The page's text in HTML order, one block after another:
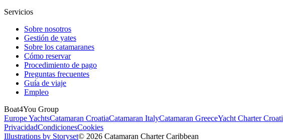
Servicios
Sobre nosotros
Gestión de yates
Sobre los catamaranes
Cómo reservar
Procedimiento de pago
Preguntas frecuentes
Guía de viaje
Empleo
Boat4You Group
Europe YachtsCatamaran CroatiaCatamaran ItalyCatamaran GreeceYacht Charter
PrivacidadCondicionesCookies
Illustrations by Storyset© 2026 Catamaran Charter Caribbean